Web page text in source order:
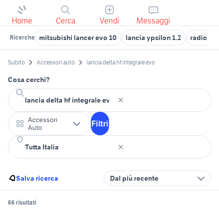
Home Cerca Vendi Messaggi
Ricerche mitsubishi lancer evo 10 lancia ypsilon 1.2 radio hf
Subito Accessori auto lancia delta hf integrale evo
Cosa cerchi?
Accessori
Auto
Filtri
Salva ricerca Dal più recente
66 risultati